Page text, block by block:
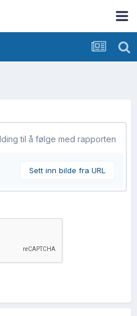
til å følge med rapporten
Sett inn bilde fra URL